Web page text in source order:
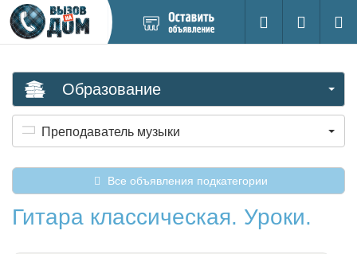
новое
Поиск
Вход на
Образование
Преподаватель музыки
Все объявления подкатегории
Гитара классическая. Уроки.